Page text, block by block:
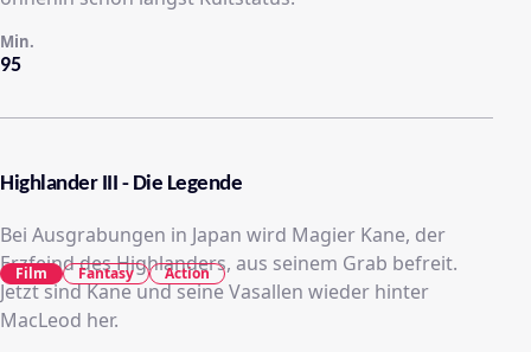
95
Min.
Highlander III - Die Legende
Bei Ausgrabungen in Japan wird Magier Kane, der
Erzfeind des Highlanders, aus seinem Grab befreit.
Jetzt sind Kane und seine Vasallen wieder hinter
MacLeod her.
Film Fantasy Action